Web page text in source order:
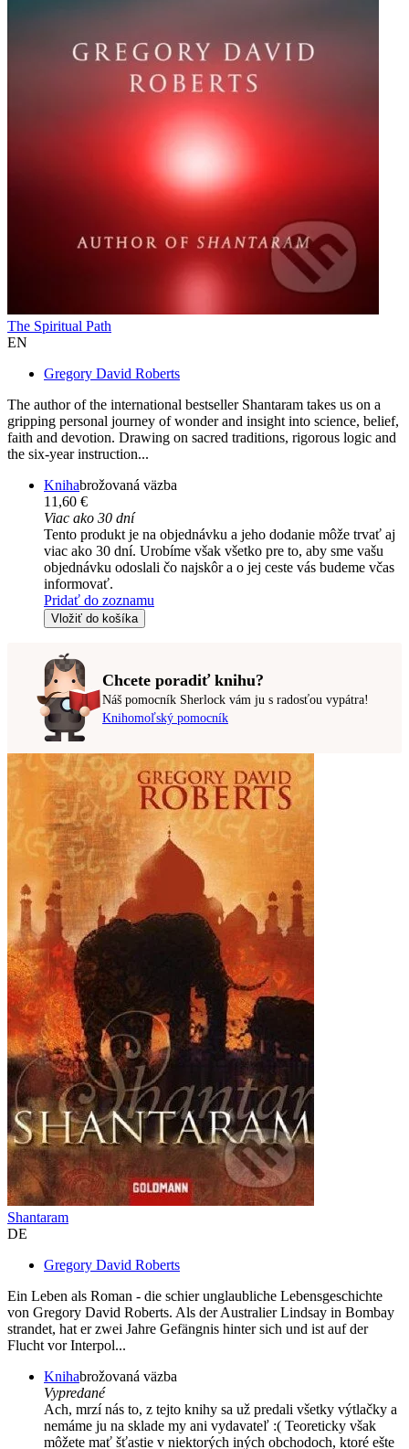
The Spiritual Path
EN
Gregory David Roberts
The author of the international bestseller Shantaram takes us on a
gripping personal journey of wonder and insight into science, belief,
faith and devotion. Drawing on sacred traditions, rigorous logic and
the six-year instruction...
Knihabrožovaná väzba
11,60 €
Viac ako 30 dní
Tento produkt je na objednávku a jeho dodanie môže trvať aj
viac ako 30 dní. Urobíme však všetko pre to, aby sme vašu
objednávku odoslali čo najskôr a o jej ceste vás budeme včas
informovať.
Pridať do zoznamu
Vložiť do košíka
Chcete poradiť knihu?
Náš pomocník Sherlock vám ju s radosťou vypátra!
Knihomoľský pomocník
Shantaram
DE
Gregory David Roberts
Ein Leben als Roman - die schier unglaubliche Lebensgeschichte
von Gregory David Roberts. Als der Australier Lindsay in Bombay
strandet, hat er zwei Jahre Gefängnis hinter sich und ist auf der
Flucht vor Interpol...
Knihabrožovaná väzba
Vypredané
Ach, mrzí nás to, z tejto knihy sa už predali všetky výtlačky a
nemáme ju na sklade my ani vydavateľ :( Teoreticky však
môžete mať šťastie v niektorých iných obchodoch, ktoré ešte